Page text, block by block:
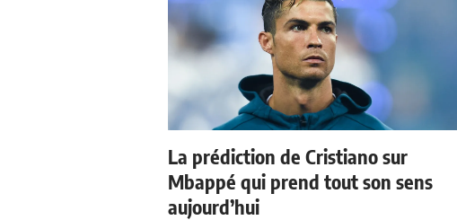
La prédiction de Cristiano sur
Mbappé qui prend tout son sens
aujourd’hui